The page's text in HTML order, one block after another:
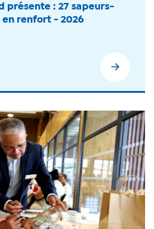
présente : 27 sapeurs-
renfort - 2026